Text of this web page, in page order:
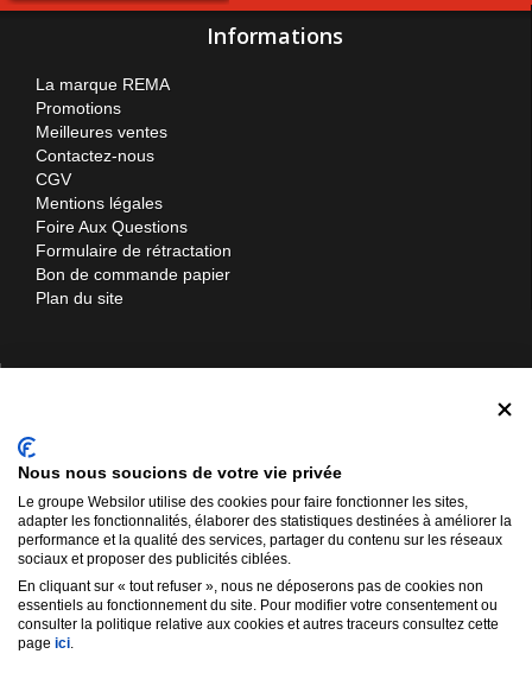
Informations
La marque REMA
Promotions
Meilleures ventes
Contactez-nous
CGV
Mentions légales
Foire Aux Questions
Formulaire de rétractation
Bon de commande papier
Plan du site
Contactez-nous
12 rue d'Ukraine
57310 Bertrange
03 72 52 01 76
03 59 11 01 91
info@materiel-manutention.com
Nous nous soucions de votre vie privée
Le groupe Websilor utilise des cookies pour faire fonctionner les sites,
adapter les fonctionnalités, élaborer des statistiques destinées à améliorer la
performance et la qualité des services, partager du contenu sur les réseaux
sociaux et proposer des publicités ciblées.
En cliquant sur « tout refuser », nous ne déposerons pas de cookies non
essentiels au fonctionnement du site. Pour modifier votre consentement ou
consulter la politique relative aux cookies et autres traceurs consultez cette
page ici.